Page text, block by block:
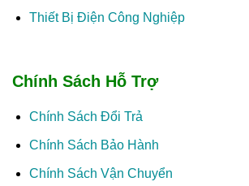
Thiết Bị Điện Công Nghiệp
Chính Sách Hỗ Trợ
Chính Sách Đổi Trả
Chính Sách Bảo Hành
Chính Sách Vận Chuyển